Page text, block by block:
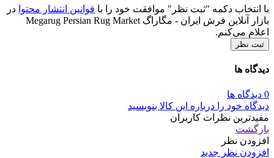
با انتخاب دکمه "ثبت نظر" موافقت خود را با قوانین انتشار محتوا در
بازار آنلاین فرش ایران - مگاراگ Megarug Persian Rug Market
اعلام می‌کنم.
ثبت نظر
دیدگاه ها
0 دیدگاه ها
دیدگاه خود را درباره این کالا بنویسید
مفیدترین نظرات کاربران
بازگشت
افزودن نظر
افزودن نظر جدید